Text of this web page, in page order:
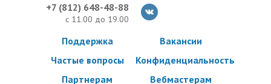
+7 (812) 648-48-88
с 11.00 до 19.00
Поддержка
Частые вопросы
Партнерам
Вакансии
Конфиденциальность
Вебмастерам